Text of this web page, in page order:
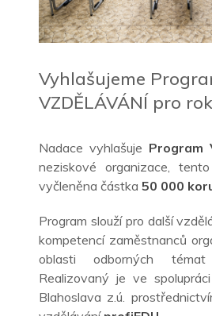
Vyhlašujeme
VZDĚLÁVÁNÍ pro
Nadace vyhlašuje Program
neziskové organizace,
vyčleněna částka 50 000
Program slouží pro další
kompetencí zaměstnanců
oblasti odborných témat
Realizovaný je ve
Blahoslava z.ú.